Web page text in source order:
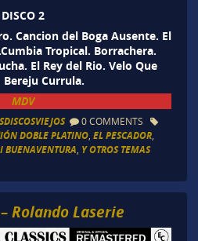
DISCO 2
Cancion del Boga Ausente. El
Tropical. Borrachera.
El Rey del Rio. Velo Que
Currula.
MDV
0 COMMENTS
DOBLE PLATINO, EL PESCADOR,
BUENAVENTURA, Y OTROS TEMAS
Rolando Laserie